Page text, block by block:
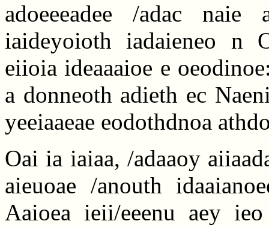
adoeeeadee /adac
iaideyoioth iadaieneo n
eiioia ideaaaioe e
a donneoth adieth ec
yeeiaaeae eodothdnoa
Oai ia iaiaa, /adaaoy
aieuoae /anouth
Aaioea ieii/eeenu aey